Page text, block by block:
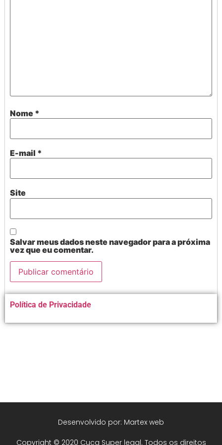
Nome *
E-mail *
Site
Salvar meus dados neste navegador para a próxima
vez que eu comentar.
Alternative:
Política de Privacidade
Copyright © 2020 Cuca Super legal. Todos os direitos
Desenvolvido por: Martex web